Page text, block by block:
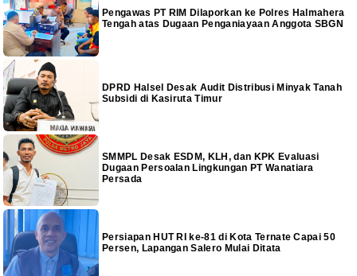
Pengawas PT RIM Dilaporkan ke Polres Halmahera
Tengah atas Dugaan Penganiayaan Anggota SBGN
DPRD Halsel Desak Audit Distribusi Minyak Tanah
Subsidi di Kasiruta Timur
SMMPL Desak ESDM, KLH, dan KPK Evaluasi
Dugaan Persoalan Lingkungan PT Wanatiara
Persada
Persiapan HUT RI ke-81 di Kota Ternate Capai 50
Persen, Lapangan Salero Mulai Ditata